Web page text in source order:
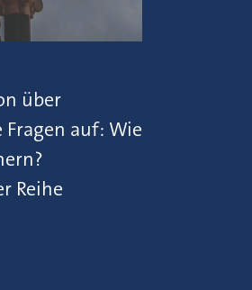
über
auf: Wie
Reihe